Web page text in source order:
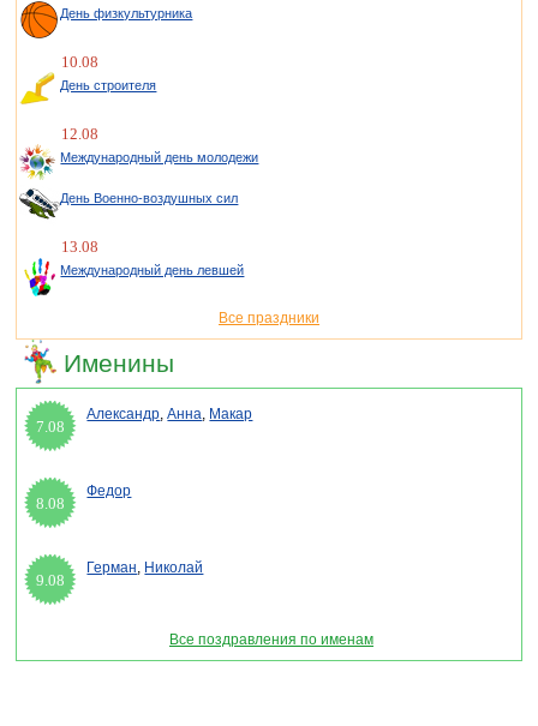
День физкультурника
10.08
День строителя
12.08
Международный день молодежи
День Военно-воздушных сил
13.08
Международный день левшей
Все праздники
Именины
7.08
Александр,Анна, Макар
8.08
Федор
9.08
Герман, Николай
Все поздравления по именам